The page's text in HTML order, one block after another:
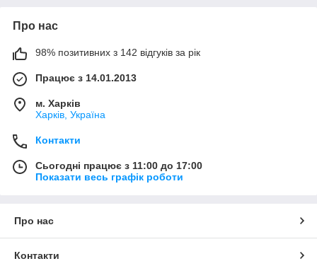
Про нас
98% позитивних з 142 відгуків за рік
Працює з 14.01.2013
м. Харків
Харків, Україна
Контакти
Сьогодні працює з 11:00 до 17:00
Показати весь графік роботи
Про нас
Контакти